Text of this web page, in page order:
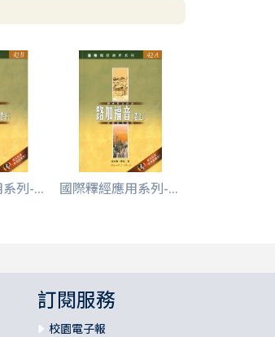
列-... 國際釋經應用系列-...
訂閱服務
校園電子報